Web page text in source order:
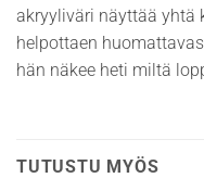
akryyliväri näyttää yhtä
helpottaen
hän näkee heti miltä
TUTUSTU MYÖS